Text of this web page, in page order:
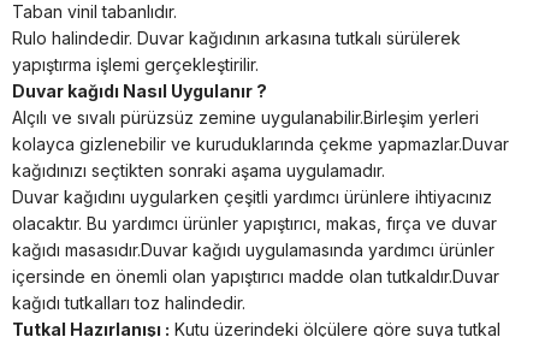
Taban vinil tabanlıdır.
Rulo halindedir. Duvar kağıdının arkasına tutkalı sürülerek
yapıştırma işlemi gerçekleştirilir.
Duvar kağıdı Nasıl Uygulanır ?
Alçılı ve sıvalı pürüzsüz zemine uygulanabilir.Birleşim yerleri
kolayca gizlenebilir ve kuruduklarında çekme yapmazlar.Duvar
kağıdınızı seçtikten sonraki aşama uygulamadır.
Duvar kağıdını uygularken çeşitli yardımcı ürünlere ihtiyacınız
olacaktır. Bu yardımcı ürünler yapıştırıcı, makas, fırça ve duvar
kağıdı masasıdır.Duvar kağıdı uygulamasında yardımcı ürünler
içersinde en önemli olan yapıştırıcı madde olan tutkaldır.Duvar
kağıdı tutkalları toz halindedir.
Tutkal Hazırlanışı : Kutu üzerindeki ölçülere göre suya tutkal